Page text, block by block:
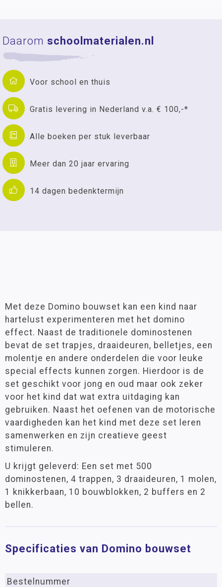
Daarom schoolmaterialen.nl
Voor school en thuis
Gratis levering in Nederland v.a. € 100,-*
Alle boeken per stuk leverbaar
Meer dan 20 jaar ervaring
14 dagen bedenktermijn
Met deze Domino bouwset kan een kind naar
hartelust experimenteren met het domino
effect. Naast de traditionele dominostenen
bevat de set trapjes, draaideuren, belletjes, een
molentje en andere onderdelen die voor leuke
special effects kunnen zorgen. Hierdoor is de
set geschikt voor jong en oud maar ook zeker
voor het kind dat wat extra uitdaging kan
gebruiken. Naast het oefenen van de motorische
vaardigheden kan het kind met deze set leren
samenwerken en zijn creatieve geest
stimuleren.
U krijgt geleverd: Een set met 500
dominostenen, 4 trappen, 3 draaideuren, 1 molen,
1 knikkerbaan, 10 bouwblokken, 2 buffers en 2
bellen.
Specificaties van Domino bouwset
Bestelnummer